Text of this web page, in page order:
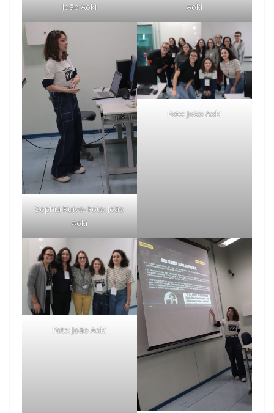
João Aoki
Aoki
Sophia Ruivo- Foto: João
Aoki
Foto: João Aoki
Foto: João Aoki